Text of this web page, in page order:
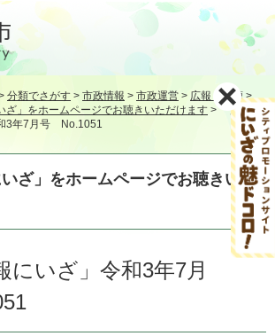
分類でさがす > 市政情報 > 市政運営 > 広報・広聴 >
ざ」をホームページでお聴きいただけます >「声の広
3年7月号 No.1051
いざ」をホームページでお聴きい
にいざ」令和3年7月